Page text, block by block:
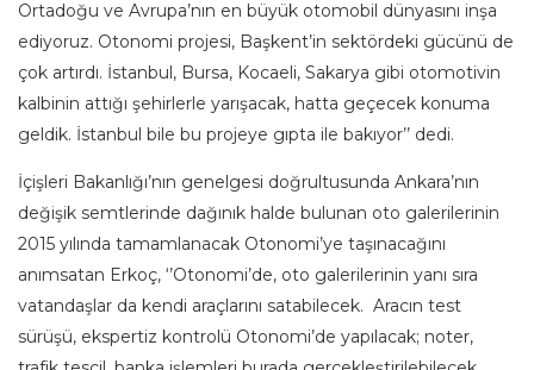
Ortadoğu ve Avrupa’nın en büyük otomobil dünyasını inşa
ediyoruz. Otonomi projesi, Başkent’in sektördeki gücünü de
çok artırdı. İstanbul, Bursa, Kocaeli, Sakarya gibi otomotivin
kalbinin attığı şehirlerle yarışacak, hatta geçecek konuma
geldik. İstanbul bile bu projeye gıpta ile bakıyor’’ dedi.
İçişleri Bakanlığı’nın genelgesi doğrultusunda Ankara’nın
değişik semtlerinde dağınık halde bulunan oto galerilerinin
2015 yılında tamamlanacak Otonomi’ye taşınacağını
anımsatan Erkoç, ‘’Otonomi’de, oto galerilerinin yanı sıra
vatandaşlar da kendi araçlarını satabilecek. Aracın test
sürüşü, ekspertiz kontrolü Otonomi’de yapılacak; noter,